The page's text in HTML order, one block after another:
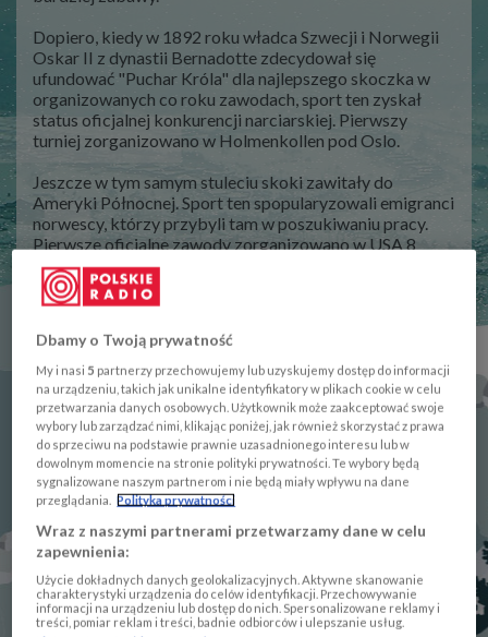
Dopiero, kiedy w 1892 roku władca Szwecji i Norwegii
Oskar II z dynastii Bernadotte zdecydował się
ufundować "Puchar Króla" dla najlepszego skoczka w
organizowanych co roku zawodach, sport ten zyskał
status oficjalnej konkurencji narciarskiej. Pierwszy
turniej zorganizowano w Holmenkollen pod Oslo.
Jeszcze w tym samym stuleciu skoki zawitały do
Ameryki Północnej. Sport ten spopularyzowali emigranci
norwescy, którzy przybyli tam w poszukiwaniu pracy.
Pierwsze oficjalne zawody zorganizowano w USA 8
lutego 1887 roku.
Skoczkowie rywalizowali we wszystkich olimpiadach
a od igrzysk w 1964 roku w Innsbrucku rozgrywane są
dwa konkursy indywidualne. Z kolei od 1988 roku w
Calgary rozdaje się trzy komplety medali - w Kanadzie
rozegrano po raz pierwszy konkurs drużynowy. Cztery
lata temu w Soczi olimpijskiego debiutu doczekały się
kobiety.
W Polsce skoki mają duże tradycje. Wojciech Fortuna w
1972 w Sapporo wywalczył pierwsze dla Polski złoto
igrzysk. Na kolejne olimpijskie podium trzeba było
czekać aż 30 lat, a czarną serię przerwał niesamowity
Adam Małysz, który był drugi i trzeci w Salt Lake City.
Małysz dwa srebrne krążki przywiózł jeszcze osiem lat
później z Vancouver, a następnie wielkie sukcesy zaczął
Dbamy o Twoją prywatność
My i nasi 5 partnerzy przechowujemy lub uzyskujemy dostęp do informacji
na urządzeniu, takich jak unikalne identyfikatory w plikach cookie w celu
przetwarzania danych osobowych. Użytkownik może zaakceptować swoje
wybory lub zarządzać nimi, klikając poniżej, jak również skorzystać z prawa
do sprzeciwu na podstawie prawnie uzasadnionego interesu lub w
dowolnym momencie na stronie polityki prywatności. Te wybory będą
sygnalizowane naszym partnerom i nie będą miały wpływu na dane
przeglądania.
Polityka prywatności
Wraz z naszymi partnerami przetwarzamy dane w celu
zapewnienia:
Użycie dokładnych danych geolokalizacyjnych. Aktywne skanowanie
charakterystyki urządzenia do celów identyfikacji. Przechowywanie
informacji na urządzeniu lub dostęp do nich. Spersonalizowane reklamy i
treści, pomiar reklam i treści, badnie odbiorców i ulepszanie usług.